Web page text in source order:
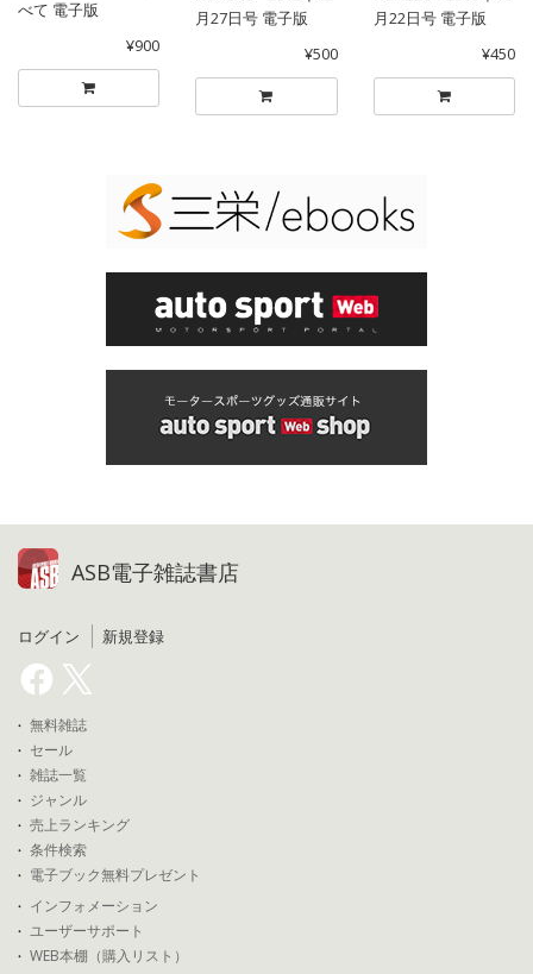
べて 電子版
¥900
月27日号 電子版
¥500
月22日号 電子版
¥450
ASB電子雑誌書店
ログイン 新規登録
無料雑誌
セール
雑誌一覧
ジャンル
売上ランキング
条件検索
電子ブック無料プレゼント
インフォメーション
ユーザーサポート
WEB本棚（購入リスト）